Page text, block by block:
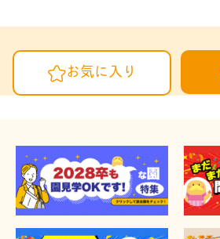
お気に入り